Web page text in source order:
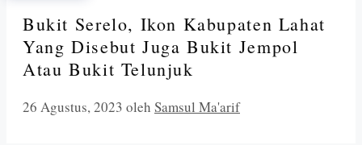
Bukit Serelo, Ikon Kabupaten Lahat
Yang Disebut Juga Bukit Jempol
Atau Bukit Telunjuk
26 Agustus, 2023 oleh Samsul Ma'arif